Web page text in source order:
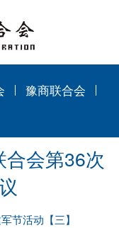
豫商联合会
会第36次
节活动【三】